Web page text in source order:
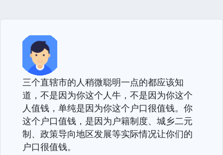
三个直辖市的人稍微聪明一点的都应该知
道，不是因为你这个人牛，不是因为你这个
人值钱，单纯是因为你这个户口很值钱。你
这个户口值钱，是因为户籍制度、城乡二元
制、政策导向地区发展等实际情况让你们的
户口很值钱。